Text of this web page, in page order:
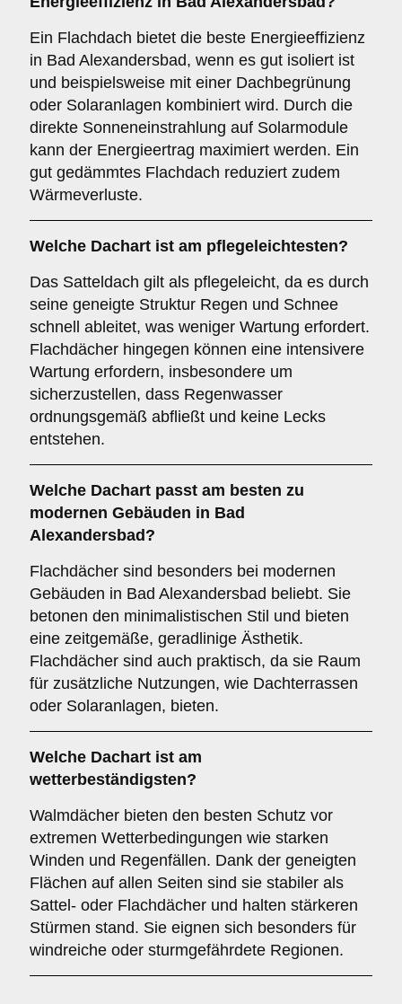
Ein Flachdach bietet die beste Energieeffizienz
in Bad Alexandersbad, wenn es gut isoliert ist
und beispielsweise mit einer Dachbegrünung
oder Solaranlagen kombiniert wird. Durch die
direkte Sonneneinstrahlung auf Solarmodule
kann der Energieertrag maximiert werden. Ein
gut gedämmtes Flachdach reduziert zudem
Wärmeverluste.
Welche Dachart ist am pflegeleichtesten?
Das Satteldach gilt als pflegeleicht, da es durch
seine geneigte Struktur Regen und Schnee
schnell ableitet, was weniger Wartung erfordert.
Flachdächer hingegen können eine intensivere
Wartung erfordern, insbesondere um
sicherzustellen, dass Regenwasser
ordnungsgemäß abfließt und keine Lecks
entstehen.
Welche Dachart passt am besten zu
modernen Gebäuden in Bad
Alexandersbad?
Flachdächer sind besonders bei modernen
Gebäuden in Bad Alexandersbad beliebt. Sie
betonen den minimalistischen Stil und bieten
eine zeitgemäße, geradlinige Ästhetik.
Flachdächer sind auch praktisch, da sie Raum
für zusätzliche Nutzungen, wie Dachterrassen
oder Solaranlagen, bieten.
Welche Dachart ist am
wetterbeständigsten?
Walmdächer bieten den besten Schutz vor
extremen Wetterbedingungen wie starken
Winden und Regenfällen. Dank der geneigten
Flächen auf allen Seiten sind sie stabiler als
Sattel- oder Flachdächer und halten stärkeren
Stürmen stand. Sie eignen sich besonders für
windreiche oder sturmgefährdete Regionen.